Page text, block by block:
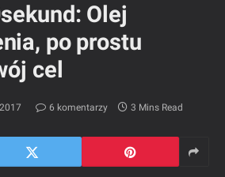
Olej
po prostu
cel
6 komentarzy 3 Mins Read